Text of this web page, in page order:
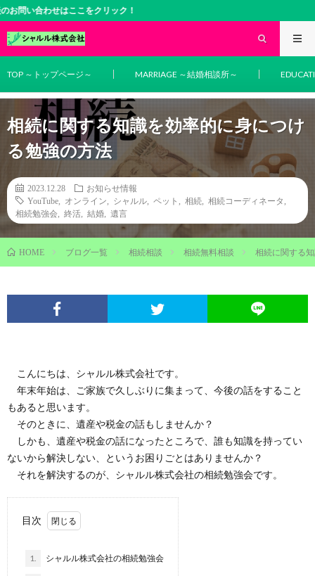
わせはここをクリック！
TOP ～トップページ～ MARRIAGE ～結婚相談所～
相続に関する知識を効率的に身につけ
る勉強の方法
2023.12.28
お知らせ情報
YouTube
オンライン シャルル ペット 相続 相続コーディネータ
相続勉強会
終活 結婚 遺言
HOME ブログ一覧 相続相談 相続無料相談 相続に関する
こんにちは、シャルル株式会社です。
年末年始は、ご家族で久しぶりに集まって、今後の話をすること
もあると思います。
そのときに、遺産や税金の話もしませんか？
しかも、遺産や税金の話になったところで、誰も知識を持ってい
ないから解決しない、というお困りごとはありませんか？
それを解決するのが、シャルル株式会社の相続勉強会です。
目次
1. シャルル株式会社の相続勉強会